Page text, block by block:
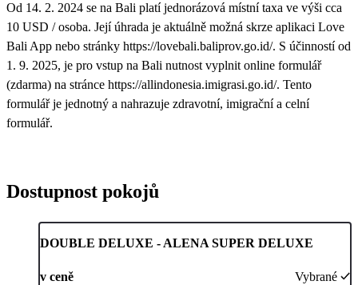
Od 14. 2. 2024 se na Bali platí jednorázová místní taxa ve výši cca
10 USD / osoba. Její úhrada je aktuálně možná skrze aplikaci Love
Bali App nebo stránky https://lovebali.baliprov.go.id/. S účinností od
1. 9. 2025, je pro vstup na Bali nutnost vyplnit online formulář
(zdarma) na stránce https://allindonesia.imigrasi.go.id/. Tento
formulář je jednotný a nahrazuje zdravotní, imigrační a celní
formulář.
Dostupnost pokojů
DOUBLE DELUXE - ALENA SUPER DELUXE
v ceně Vybrané